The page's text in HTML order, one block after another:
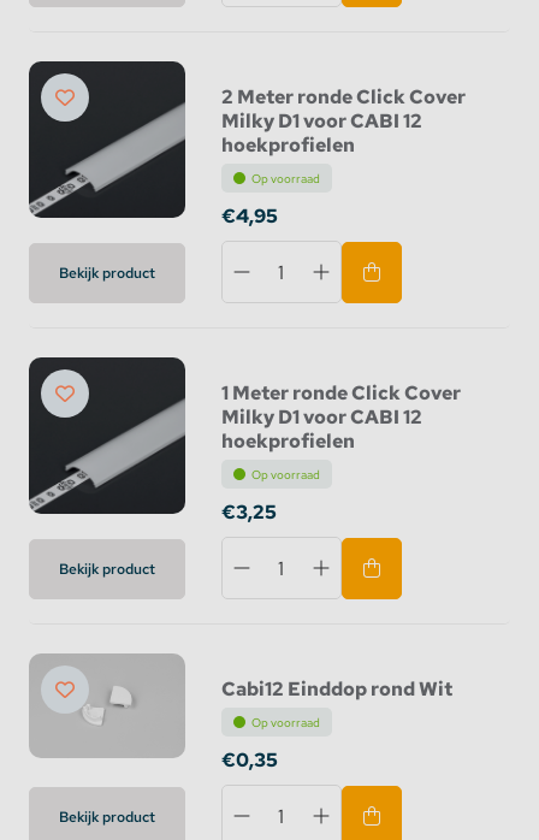
Bekijk product
2 Meter ronde Click Cover
Milky D1 voor CABI 12
hoekprofielen
Op voorraad
€4,95
Bekijk product
1 Meter ronde Click Cover
Milky D1 voor CABI 12
hoekprofielen
Op voorraad
€3,25
Bekijk product
Cabi12 Einddop rond Wit
Op voorraad
€0,35